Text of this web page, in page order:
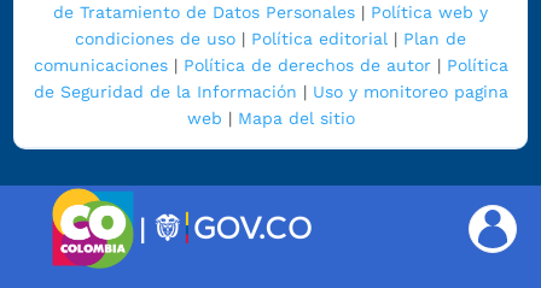
de Tratamiento de Datos Personales | Política web y
condiciones de uso | Política editorial | Plan de
comunicaciones| Política de derechos de autor| Política
de Seguridad de la Información | Uso y monitoreo pagina
web | Mapa del sitio
|